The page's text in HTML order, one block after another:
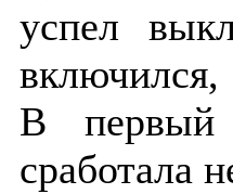
успел
включился,
В первый
сработала